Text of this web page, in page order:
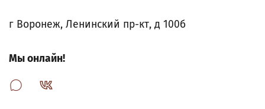
г Воронеж, Ленинский пр-кт, д 100б
Мы онлайн!